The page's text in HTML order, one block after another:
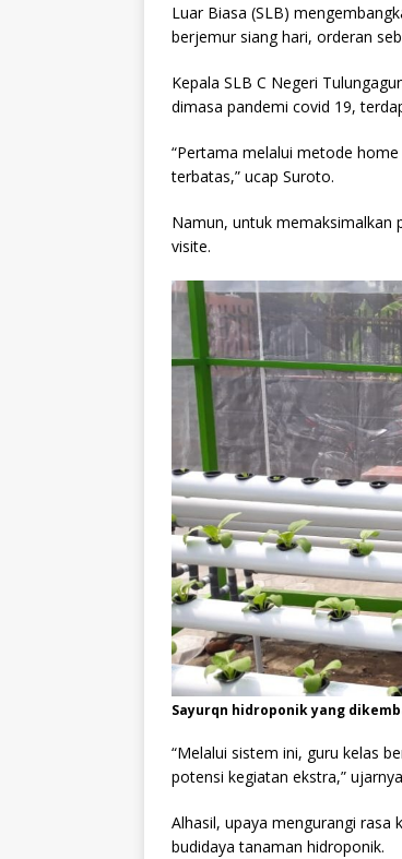
Luar Biasa (SLB)
berjemur siang hari, orderan
Kepala SLB C Negeri
dimasa pandemi covid 19,
“Pertama melalui metode
terbatas,” ucap Suroto.
Namun, untuk memaksimalkan
visite.
Sayurqn hidroponik yang
“Melalui sistem ini, guru kelas
potensi kegiatan ekstra,”
Alhasil, upaya mengurangi rasa
budidaya tanaman hidroponik.